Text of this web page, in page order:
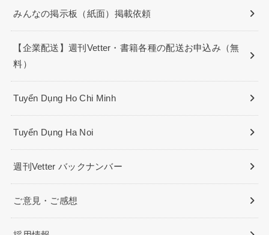
みんなの掲示板（紙面）掲載依頼
【企業配送】週刊Vetter・書籍各種の配送お申込み（無
料）
Tuyển Dụng Ho Chi Minh
Tuyển Dụng Ha Noi
週刊Vetter バックナンバー
ご意見・ご感想